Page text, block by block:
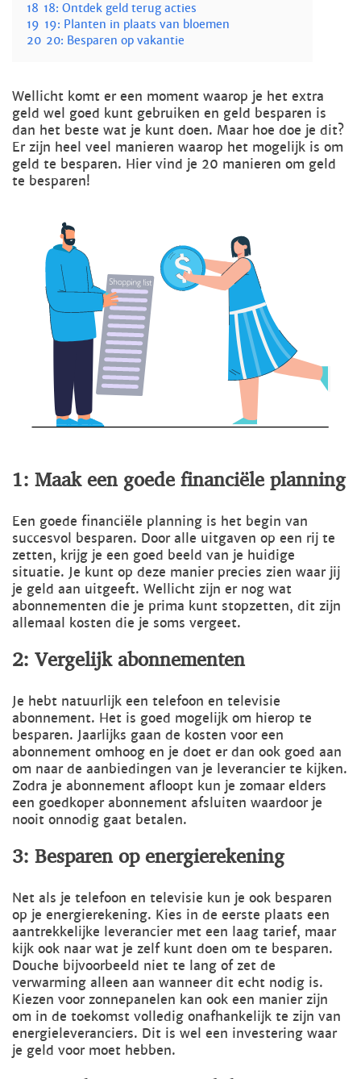
18 18: Ontdek geld terug acties
19 19: Planten in plaats van bloemen
20 20: Besparen op vakantie
Wellicht komt er een moment waarop je het extra
geld wel goed kunt gebruiken en geld besparen is
dan het beste wat je kunt doen. Maar hoe doe je dit?
Er zijn heel veel manieren waarop het mogelijk is om
geld te besparen. Hier vind je 20 manieren om geld
te besparen!
1: Maak een goede financiële planning
Een goede financiële planning is het begin van
succesvol besparen. Door alle uitgaven op een rij te
zetten, krijg je een goed beeld van je huidige
situatie. Je kunt op deze manier precies zien waar jij
je geld aan uitgeeft. Wellicht zijn er nog wat
abonnementen die je prima kunt stopzetten, dit zijn
allemaal kosten die je soms vergeet.
2: Vergelijk abonnementen
Je hebt natuurlijk een telefoon en televisie
abonnement. Het is goed mogelijk om hierop te
besparen. Jaarlijks gaan de kosten voor een
abonnement omhoog en je doet er dan ook goed aan
om naar de aanbiedingen van je leverancier te kijken.
Zodra je abonnement afloopt kun je zomaar elders
een goedkoper abonnement afsluiten waardoor je
nooit onnodig gaat betalen.
3: Besparen op energierekening
Net als je telefoon en televisie kun je ook besparen
op je energierekening. Kies in de eerste plaats een
aantrekkelijke leverancier met een laag tarief, maar
kijk ook naar wat je zelf kunt doen om te besparen.
Douche bijvoorbeeld niet te lang of zet de
verwarming alleen aan wanneer dit echt nodig is.
Kiezen voor zonnepanelen kan ook een manier zijn
om in de toekomst volledig onafhankelijk te zijn van
energieleveranciers. Dit is wel een investering waar
je geld voor moet hebben.